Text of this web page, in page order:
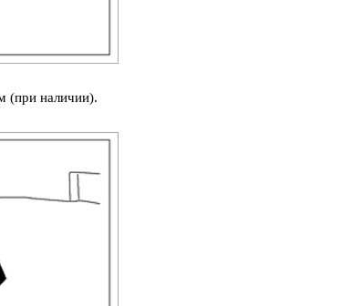
(при наличии).